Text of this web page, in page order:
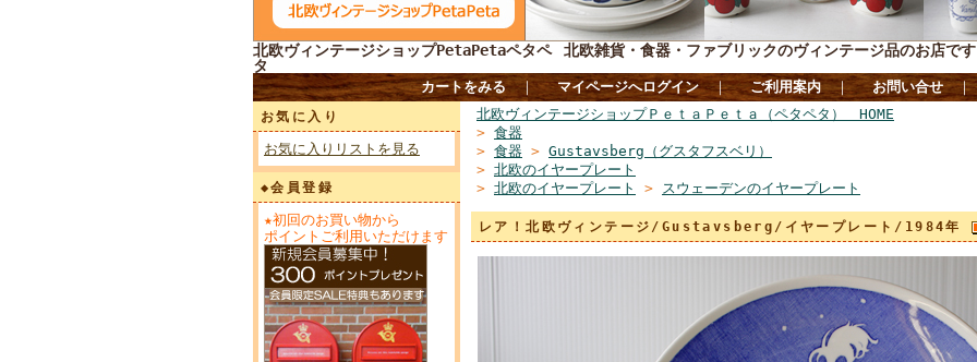
北欧ヴィンテージショップPetaPetaペタペ
タ
北欧雑貨・食器・ファブリックのヴィンテージ品のお店で
カートをみる ｜ マイページへログイン ｜ ご利用案内 ｜ お問い合せ
お気に入り
お気に入りリストを見る
◆会員登録
★初回のお買い物から
ポイントご利用いただけます
北欧ヴィンテージショップＰｅｔａＰｅｔａ（ペタペタ） HOME
> 食器
> 食器 > Gustavsberg（グスタフスベリ）
> 北欧のイヤープレート
> 北欧のイヤープレート > スウェーデンのイヤープレート
レア！北欧ヴィンテージ/Gustavsberg/イヤープレート/1984年